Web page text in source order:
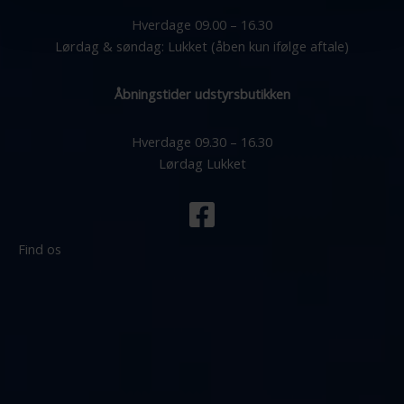
Hverdage 09.00 – 16.30
Lørdag & søndag: Lukket (åben kun ifølge aftale)
Åbningstider udstyrsbutikken
Hverdage 09.30 – 16.30
Lørdag Lukket
Find os